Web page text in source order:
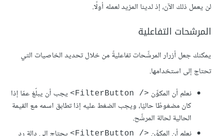
لن يعمل ذلك الآن، إذ لدينا المزيد لعمله أولًا.
المرشحات التفاعلية
يمكنك جعل أزرار المرشِّحات تفاعليةً من خلال تحديد الخاصيات التي
تحتاج إلى استخدامها.
نعلم أن المكوِّن <FilterButton /‎>
يجب أن يبلّغ عمّا إذا
كان مضغوطًا حاليًا، ويجب الضغط عليه إذا تطابق اسمه مع القيمة
الحالية لحالة المرشِّح.
<FilterButton /‎>